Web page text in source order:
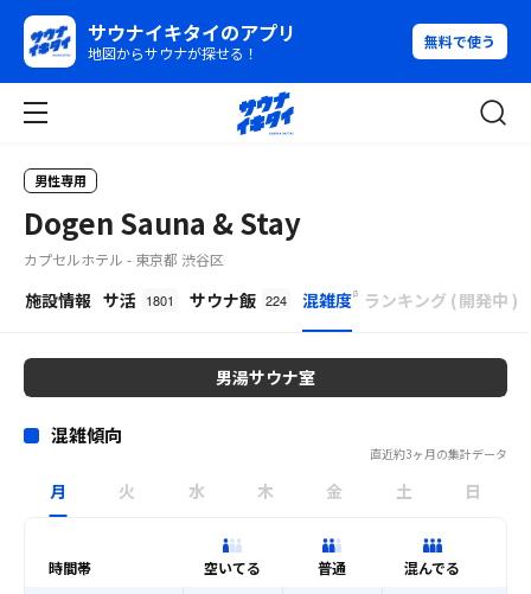
サウナイキタイのアプリ
地図からサウナが探せる！
無料で使う
男性専用
Dogen Sauna & Stay
カプセルホテル - 東京都 渋谷区
施設情報 サ活 1801 サウナ飯 224 混雑度β ランキング (開発中 )
男湯サウナ室
混雑傾向
直近約3ヶ月の集計データ
月 火 水 木 金 土 日
時間帯 空いてる 普通 混んでる